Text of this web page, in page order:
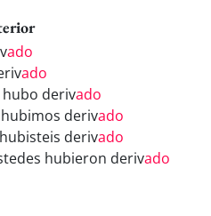
ado
ado
derivado
derivado
derivado
hubieron derivado